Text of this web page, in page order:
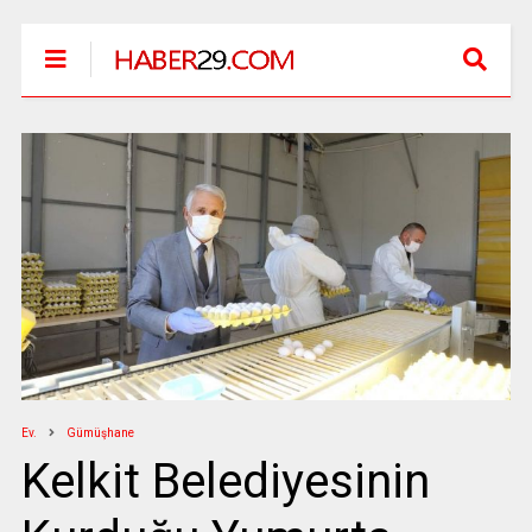
Ev. Gümüşhane
Kelkit Belediyesinin